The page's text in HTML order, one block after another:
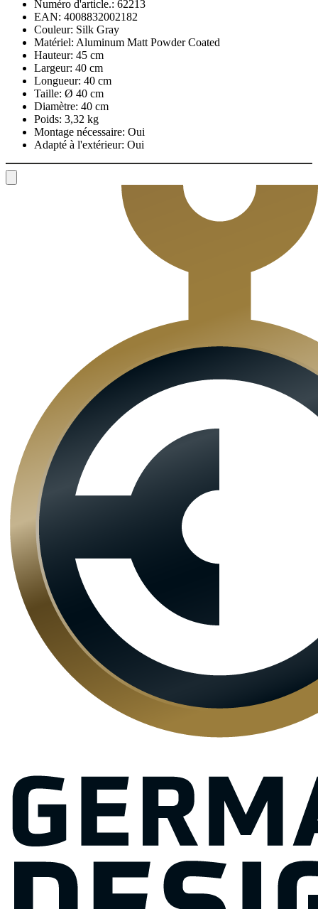
Numéro d'article.: 62213
EAN: 4008832002182
Couleur: Silk Gray
Matériel: Aluminum Matt Powder Coated
Hauteur: 45 cm
Largeur: 40 cm
Longueur: 40 cm
Taille: Ø 40 cm
Diamètre: 40 cm
Poids: 3,32 kg
Montage nécessaire: Oui
Adapté à l'extérieur: Oui